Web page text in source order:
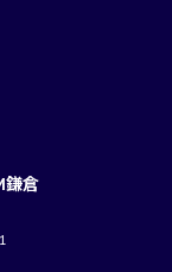
鎌倉